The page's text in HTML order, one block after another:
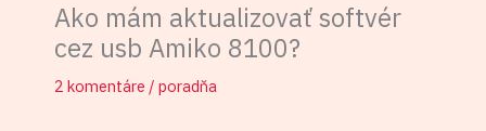
Ako mám aktualizovať softvér
cez usb Amiko 8100?
2 komentáre / poradňa